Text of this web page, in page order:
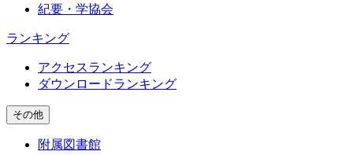
紀要・学協会
ランキング
アクセスランキング
ダウンロードランキング
その他
附属図書館